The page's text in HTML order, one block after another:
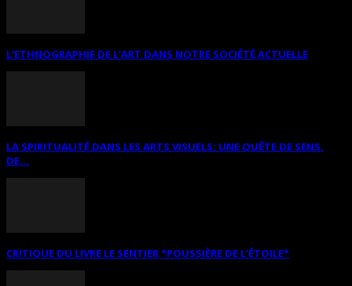
L’ETHNOGRAPHIE DE L’ART DANS NOTRE SOCIÉTÉ ACTUELLE
LA SPIRITUALITÉ DANS LES ARTS VISUELS: UNE QUÊTE DE SENS,
DE...
CRITIQUE DU LIVRE LE SENTIER *POUSSIÈRE DE L’ÉTOILE*